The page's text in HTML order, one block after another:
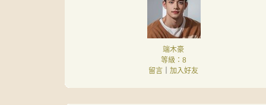
端木豪
等級：8
留言 ｜加入好友